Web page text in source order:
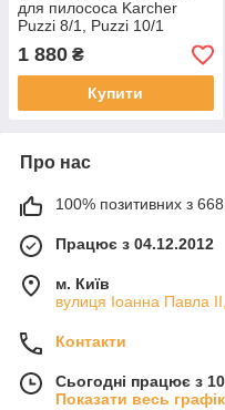
для пилососа Karcher
Puzzi 8/1, Puzzi 10/1
(4.580-002.3)
1 880 ₴
Купити
Про нас
100% позитивних з 668
Працює з 04.12.2012
м. Київ
вулиця Іоанна Павла
Контакти
Сьогодні працює з
Показати весь